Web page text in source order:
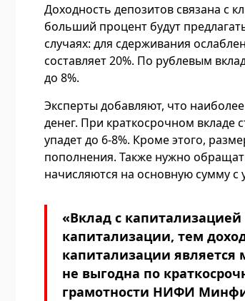
Доходность депозитов связана с
больший процент будут
случаях: для сдерживания
составляет 20%. По рублевым
до 8%.
Эксперты добавляют, что
денег. При краткосрочном вкладе
упадет до 6-8%. Кроме этого,
пополнения. Также нужно
начисляются на основную сумму
«Вклад с
капитализации, тем
капитализации является
не выгодна по
грамотности НИФИ